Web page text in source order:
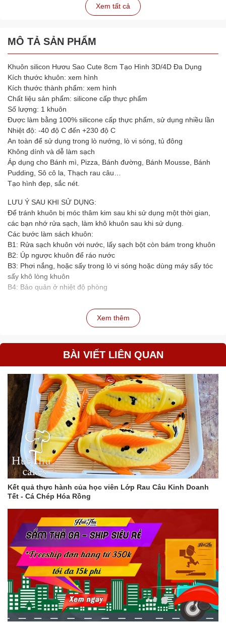
Xem tất cả
MÔ TẢ SẢN PHẨM
Khuôn silicon Hươu Sao Cute 8cm Tạo Hình 3D/4D Đa Dụng
Kích thước khuôn: xem hình
Kích thước thành phẩm: xem hình
Chất liệu sản phẩm: silicone cấp thực phẩm
Số lượng: 1 khuôn
Được làm bằng 100% silicone cấp thực phẩm, sử dụng nhiều lần
Nhiệt độ: -40 độ C đến +230 độ C
An toàn để sử dụng trong lò nướng, lò vi sóng, tủ đông
Không dính và dễ làm sạch
Áp dụng cho Bánh mì, Pizza, Bánh đường, Bánh Mousse, Bánh
Pudding, Sô cô la, Thạch rau câu…
Tạo hình đẹp, sắc nét.
LƯU Ý SAU KHI SỬ DỤNG:
Để tránh khuôn bị móc thâm kim sau khi sử dụng một thời gian,
các bạn nhớ rửa sạch, làm khô khuôn sau khi sử dụng.
Các bước làm sách khuôn:
B1: Rửa sạch khuôn với nước, lấy sạch bột còn bám trong khuôn
B2: Úp ngược khuôn để ráo nước
B3: Phơi nắng, hoặc sấy trong lò vi sóng hoặc dùng máy sấy tóc
sấy khô lòng khuôn
B4: Bảo quản ở nhiệt độ phòng
Xem thêm
BÀI VIẾT LIÊN QUAN
Kết quả thực hành của học viên Lớp Rau Câu Kinh Doanh
Tết - Cá Chép Hóa Rồng